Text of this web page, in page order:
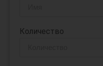
Количество